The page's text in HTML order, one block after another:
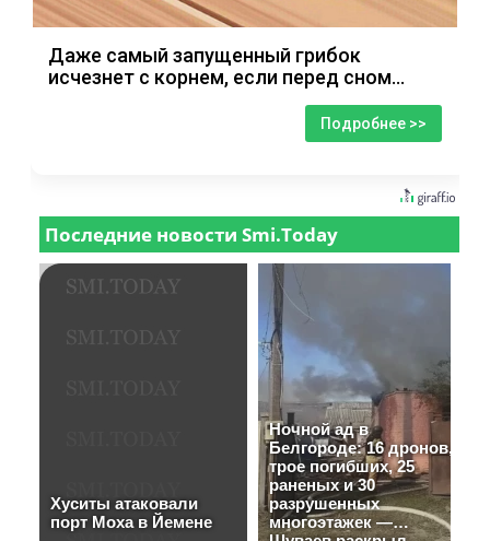
Даже самый запущенный грибок
исчезнет с корнем, если перед сном…
Подробнее >>